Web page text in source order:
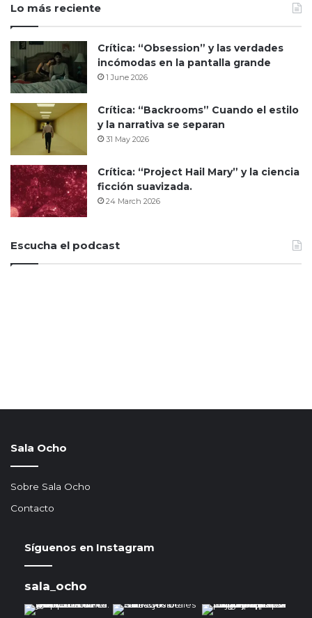
Lo más reciente
Crítica: “Obsession” y las verdades
incómodas en la pantalla grande
1 June 2026
Crítica: “Backrooms” Cuando el estilo
y la narrativa se separan
31 May 2026
Crítica: “Project Hail Mary” y la ciencia
ficción suavizada.
24 March 2026
Escucha el podcast
Sala Ocho
Sobre Sala Ocho
Contacto
Síguenos en Instagram
sala_ocho